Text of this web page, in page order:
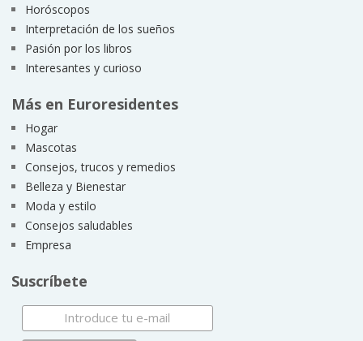
Horóscopos
Interpretación de los sueños
Pasión por los libros
Interesantes y curioso
Más en Euroresidentes
Hogar
Mascotas
Consejos, trucos y remedios
Belleza y Bienestar
Moda y estilo
Consejos saludables
Empresa
Suscríbete